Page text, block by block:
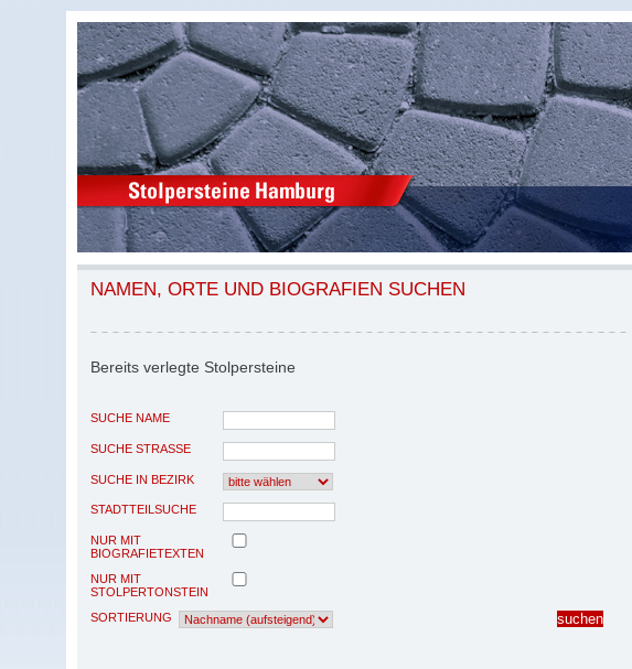
NAMEN, ORTE UND BIOGRAFIEN SUCHEN
Bereits verlegte Stolpersteine
SUCHE NAME
SUCHE STRASSE
SUCHE IN BEZIRK
STADTTEILSUCHE
NUR MIT
BIOGRAFIETEXTEN
NUR MIT
STOLPERTONSTEIN
SORTIERUNG